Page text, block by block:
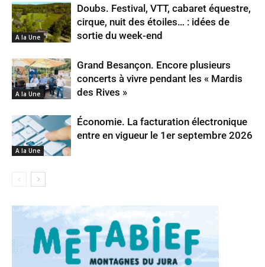
A la Une
Doubs. Festival, VTT, cabaret équestre,
cirque, nuit des étoiles… : idées de
sortie du week-end
A la Une
Grand Besançon. Encore plusieurs
concerts à vivre pendant les « Mardis
des Rives »
A la Une
Économie. La facturation électronique
entre en vigueur le 1er septembre 2026